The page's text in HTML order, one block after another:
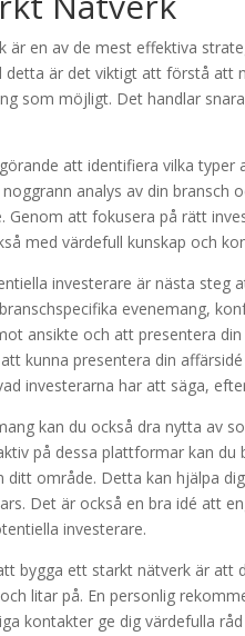
är en av de mest effektiva
detta är det viktigt att förstå
som möjligt. Det handlar
att identifiera vilka
analys av din
Genom att fokusera på rätt
med värdefull kunskap och
investerare är nästa
evenemang,
ansikte och att presentera
kunna presentera din
investerarna har att säga,
kan du också dra nytta av
på dessa plattformar kan
ditt område. Detta kan hjälpa
Det är också en bra idé att
investerare.
bygga ett starkt nätverk är
litar på. En personlig
kontakter ge dig värdefulla